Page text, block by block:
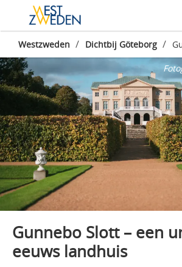
Westzweden / Dichtbij Göteborg /
Gunnebo Slott – een
eeuws landhuis